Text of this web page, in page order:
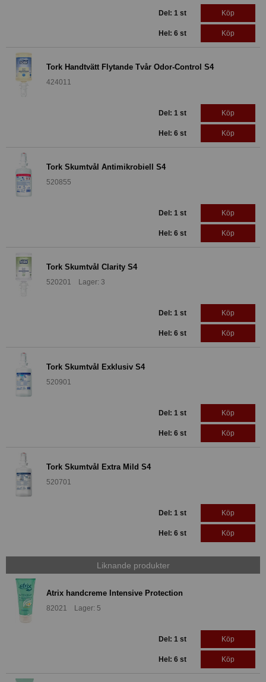
Del: 1 st Köp
Hel: 6 st Köp
Tork Handtvätt Flytande Tvår Odor-Control S4
424011
Del: 1 st Köp
Hel: 6 st Köp
Tork Skumtvål Antimikrobiell S4
520855
Del: 1 st Köp
Hel: 6 st Köp
Tork Skumtvål Clarity S4
520201 Lager: 3
Del: 1 st Köp
Hel: 6 st Köp
Tork Skumtvål Exklusiv S4
520901
Del: 1 st Köp
Hel: 6 st Köp
Tork Skumtvål Extra Mild S4
520701
Del: 1 st Köp
Hel: 6 st Köp
Liknande produkter
Atrix handcreme Intensive Protection
82021 Lager: 5
Del: 1 st Köp
Hel: 6 st Köp